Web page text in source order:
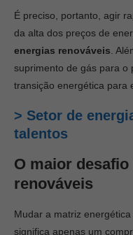
É preciso, portanto, agir
da alta dos preços de
energias renováveis .
suprimento de gás para o
transição energética para
> Setor de
talentos
O maior desafio
renováveis
Mudar a matriz
significa apenas um